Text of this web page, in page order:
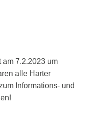
am 7.2.2023 um
alle Harter
Informations- und